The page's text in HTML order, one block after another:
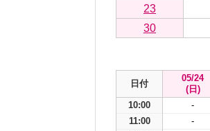
23
30
日付
05/24
(日)
10:00
-
11:00
-